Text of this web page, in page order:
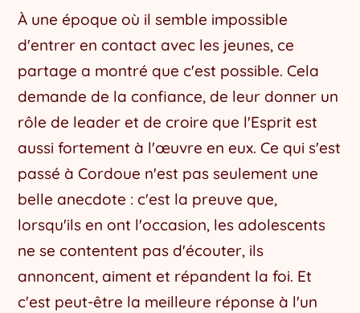
À une époque où il semble impossible
d'entrer en contact avec les jeunes, ce
partage a montré que c'est possible. Cela
demande de la confiance, de leur donner un
rôle de leader et de croire que l'Esprit est
aussi fortement à l'œuvre en eux. Ce qui s'est
passé à Cordoue n'est pas seulement une
belle anecdote : c'est la preuve que,
lorsqu'ils en ont l'occasion, les adolescents
ne se contentent pas d'écouter, ils
annoncent, aiment et répandent la foi. Et
c'est peut-être la meilleure réponse à l'un